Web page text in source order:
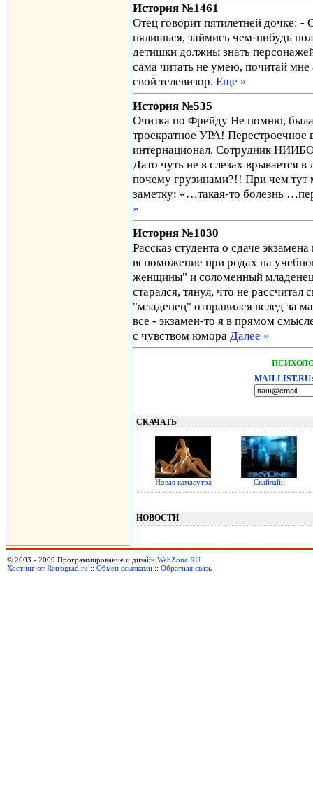
История №1461
Отец говорит пятилетней дочке: -
пялишься, займись чем-нибудь
детишки должны знать
сама читать не умею, почитай
свой телевизор. Еще »
История №535
Очитка по Фрейду Не помню, была
троекратное УРА! Перестроечное
интернационал. Сотрудник
Дато чуть не в слезах врывается
почему грузинами?!! При чем
заметку: «…такая-то болезнь
»
История №1030
Рассказ студента о сдаче
вспоможение при родах на
женщины" и соломенный
старался, тянул, что не
"младенец" отправился вслед за
все - экзамен-то я в прямом
с чувством юмора Далее »
MAILLIST.RU:
СКАЧАТЬ
Новая камасутра Скайлайн
НОВОСТИ
© 2003 - 2009 Программирование и дизайн WebZona.RU
Хостинг от Retrograd.ru :: Обмен ссылками :: Обратная связь